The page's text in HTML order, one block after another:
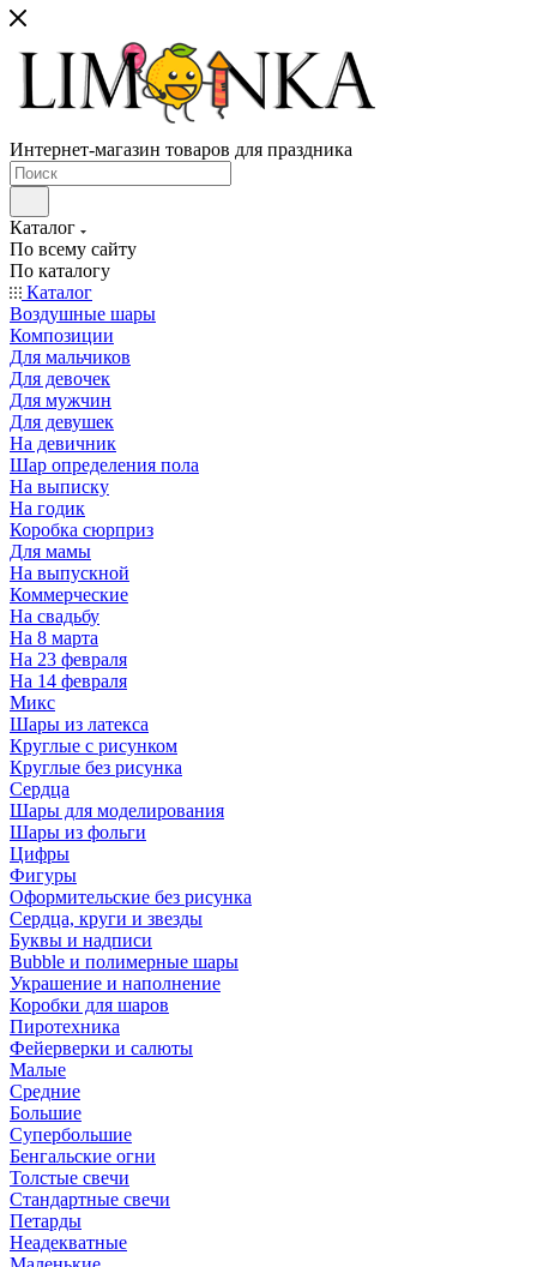
Интернет-магазин товаров для праздника
Каталог
По всему сайту
По каталогу
Каталог
Воздушные шары
Композиции
Для мальчиков
Для девочек
Для мужчин
Для девушек
На девичник
Шар определения пола
На выписку
На годик
Коробка сюрприз
Для мамы
На выпускной
Коммерческие
На свадьбу
На 8 марта
На 23 февраля
На 14 февраля
Микс
Шары из латекса
Круглые с рисунком
Круглые без рисунка
Сердца
Шары для моделирования
Шары из фольги
Цифры
Фигуры
Оформительские без рисунка
Сердца, круги и звезды
Буквы и надписи
Bubble и полимерные шары
Украшение и наполнение
Коробки для шаров
Пиротехника
Фейерверки и салюты
Малые
Средние
Большие
Супербольшие
Бенгальские огни
Толстые свечи
Стандартные свечи
Петарды
Неадекватные